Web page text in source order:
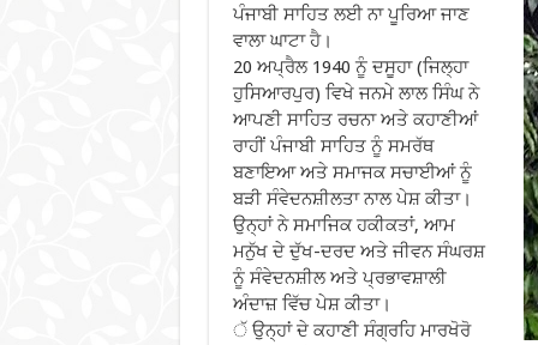
ਪੰਜਾਬੀ ਸਾਹਿਤ ਲਈ ਨਾ ਪੂਰਿਆ ਜਾਣ
ਵਾਲਾ ਘਾਟਾ ਹੈ।
20 ਅਪ੍ਰੈਲ 1940 ਨੂੰ ਦਸੂਹਾ (ਜਿਲ੍ਹਾ
ਹੁਸਿਆਰਪੁਰ) ਵਿਖੇ ਜਨਮੇ ਲਾਲ ਸਿੰਘ ਨੇ
ਆਪਣੀ ਸਾਹਿਤ ਰਚਨਾ ਅਤੇ ਕਹਾਣੀਆਂ
ਰਾਹੀਂ ਪੰਜਾਬੀ ਸਾਹਿਤ ਨੂੰ ਸਮਰੱਥ
ਬਣਾਇਆ ਅਤੇ ਸਮਾਜਕ ਸਚਾਈਆਂ ਨੂੰ
ਬੜੀ ਸੰਵੇਦਨਸ਼ੀਲਤਾ ਨਾਲ ਪੇਸ਼ ਕੀਤਾ।
ਉਨ੍ਹਾਂ ਨੇ ਸਮਾਜਿਕ ਹਕੀਕਤਾਂ, ਆਮ
ਮਨੁੱਖ ਦੇ ਦੁੱਖ-ਦਰਦ ਅਤੇ ਜੀਵਨ ਸੰਘਰਸ਼
ਨੂੰ ਸੰਵੇਦਨਸ਼ੀਲ ਅਤੇ ਪ੍ਰਭਾਵਸ਼ਾਲੀ
ਅੰਦਾਜ਼ ਵਿੱਚ ਪੇਸ਼ ਕੀਤਾ।
ੱ ਉਨ੍ਹਾਂ ਦੇ ਕਹਾਣੀ ਸੰਗ੍ਰਹਿ ਮਾਰਖੋਰੋ